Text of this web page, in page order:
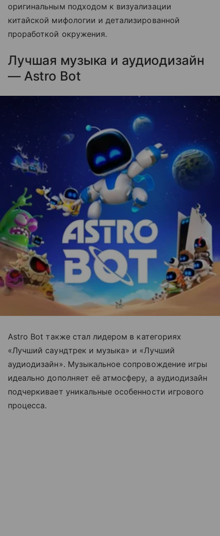
оригинальным подходом к визуализации
китайской мифологии и детализированной
проработкой окружения.
Лучшая музыка и аудиодизайн
— Astro Bot
Astro Bot также стал лидером в категориях
«Лучший саундтрек и музыка» и «Лучший
аудиодизайн». Музыкальное сопровождение игры
идеально дополняет её атмосферу, а аудиодизайн
подчеркивает уникальные особенности игрового
процесса.